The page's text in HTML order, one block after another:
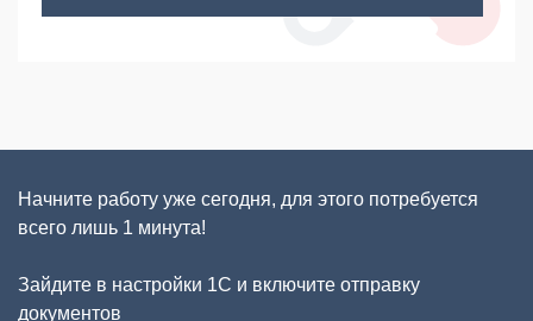
Начните работу уже сегодня, для этого потребуется
всего лишь 1 минута!
Зайдите в настройки 1С и включите отправку
документов